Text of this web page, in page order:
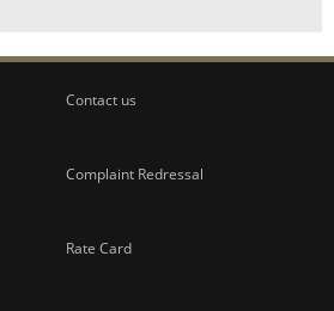
Contact us
Complaint Redressal
Rate Card